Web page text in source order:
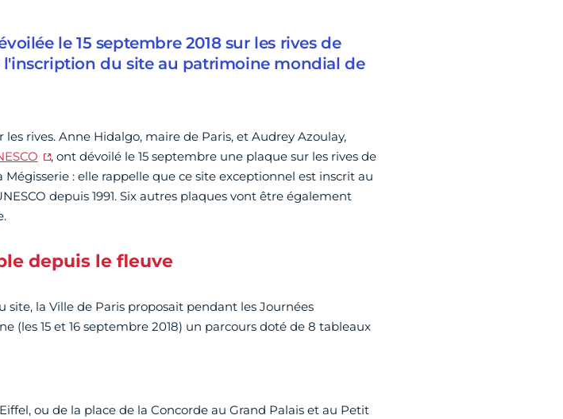
le 15 septembre 2018 sur les rives de
l'inscription du site au patrimoine mondial de
rives. Anne Hidalgo, maire de Paris, et Audrey Azoulay,
, ont dévoilé le 15 septembre une plaque sur les rives de
Mégisserie : elle rappelle que ce site exceptionnel est inscrit au
depuis 1991. Six autres plaques vont être également
depuis le fleuve
site, la Ville de Paris proposait pendant les Journées
(les 15 et 16 septembre 2018) un parcours doté de 8 tableaux
ou de la place de la Concorde au Grand Palais et au Petit